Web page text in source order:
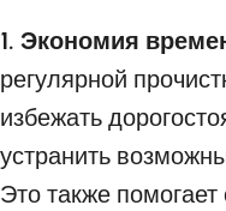
1. Экономия
регулярной
избежать
устранить
Это также